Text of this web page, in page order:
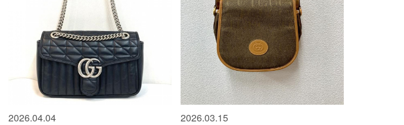
2026.04.04 2026.03.15